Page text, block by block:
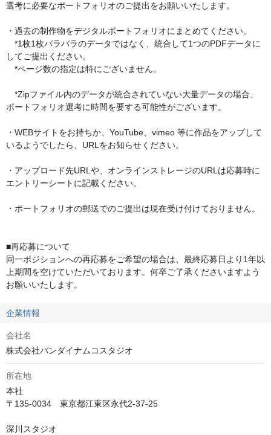
選考に必要なポートフォリオのご提出をお願いいたします。
・過去の制作物をデジタルポートフォリオにまとめてください。
*1枚1枚バラバラのデータではなく、統合して1つのPDFデータに
してご提出ください。
*ページ数の指定は特にございません。
*Zipファイル内のデータが統合されていない大量データの場合、
ポートフォリオ選考に時間を要する可能性がございます。
・WEBサイトをお持ちか、YouTube、vimeo 等に作品をアップして
いるようでしたら、URLをお知らせください。
・アップロード先URLや、オンラインストレージのURLは応募時に
エントリーシートに記載ください。
・ポートフォリオの郵送でのご提出は現在受け付けておりません。
■再応募について
同一ポジションへの再応募をご希望の場合は、最終応募日より1年以
上期間を空けていただいております。何卒ご了承くださいますよう
お願いいたします。
企業情報
会社名
株式会社バンダイナムコスタジオ
所在地
本社
〒135-0034　東京都江東区永代2-37-25
深川スタジオ